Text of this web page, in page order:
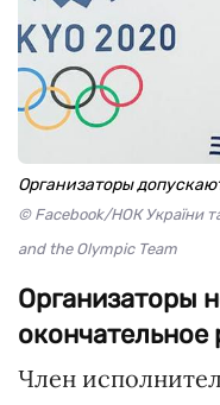
Организаторы
© Facebook/НОК України
and the Olympic Team
Организаторы
окончательное
Член